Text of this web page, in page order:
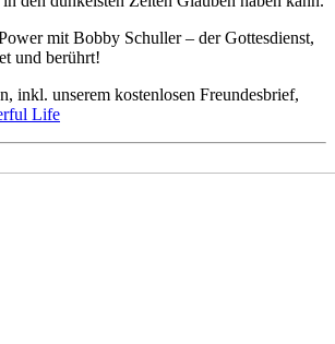
mit Bobby Schuller – der Gottesdienst,
und berührt!
inkl. unserem kostenlosen Freundesbrief,
Life